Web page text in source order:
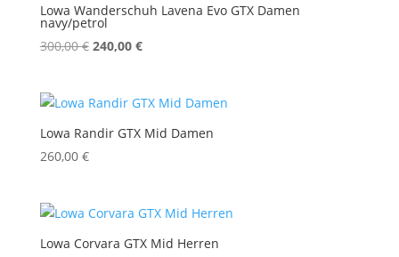
Lowa Wanderschuh Lavena Evo GTX Damen
navy/petrol
300,00€ Ursprünglicher
300,00 €
240,00 €Aktueller
240,00 €.
Lowa Randir GTX Mid Damen
260,00 €
Lowa Corvara GTX Mid Herren